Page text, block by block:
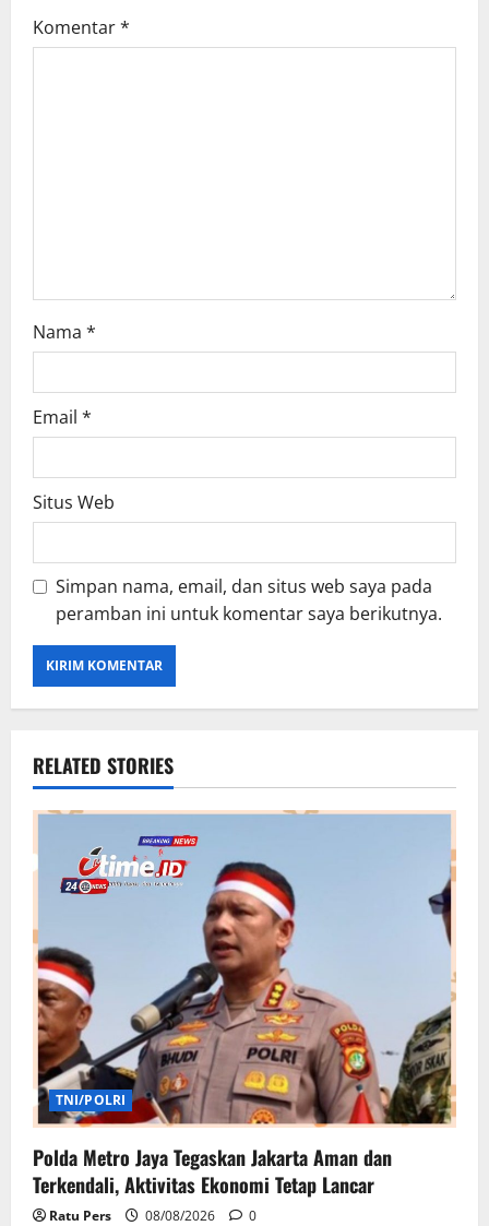
g
Komentar*
Nama *
Email *
Situs Web
Simpan nama, email, dan situs web saya pada
peramban ini untuk komentar saya berikutnya.
RELATED STORIES
TNI/POLRI
Polda Metro Jaya Tegaskan Jakarta Aman dan
Terkendali, Aktivitas Ekonomi Tetap Lancar
Ratu Pers 08/08/2026 0